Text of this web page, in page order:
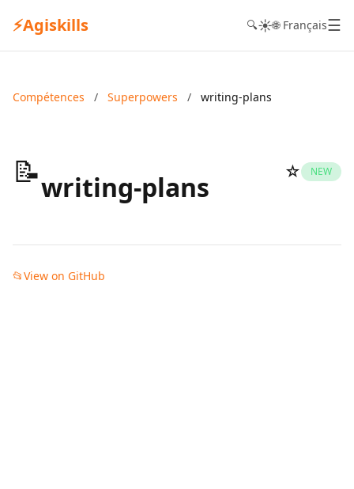
⚡Agiskills 🔍☀️🌐 Français☰
Compétences / Superpowers / writing-plans
📝writing-plans ☆ NEW
📂View on GitHub